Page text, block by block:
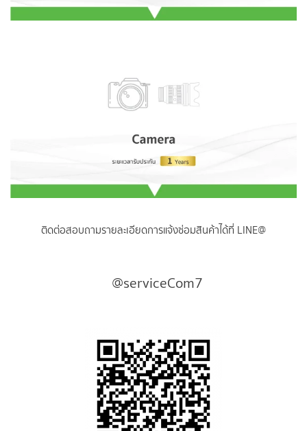
ติดต่อสอบถามรายละเอียดการแจ้งซ่อมสินค้าได้ที่ LINE@
@serviceCom7